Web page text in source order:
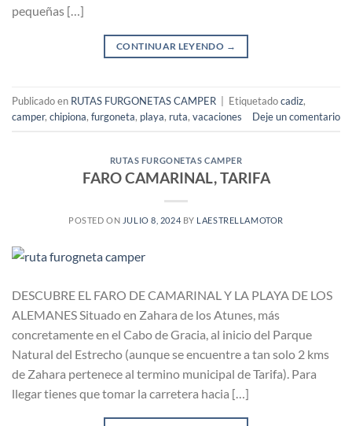
pequeñas […]
CONTINUAR LEYENDO →
Publicado en RUTAS FURGONETAS CAMPER Etiquetadocadiz,
camper, chipiona, furgoneta, playa, ruta, vacaciones Deje un comentario
RUTAS FURGONETAS CAMPER
FARO CAMARINAL, TARIFA
POSTED ON JULIO 8, 2024 BY LAESTRELLAMOTOR
DESCUBRE EL FARO DE CAMARINAL Y LA PLAYA DE LOS
ALEMANES Situado en Zahara de los Atunes, más
concretamente en el Cabo de Gracia, al inicio del Parque
Natural del Estrecho (aunque se encuentre a tan solo 2 kms
de Zahara pertenece al termino municipal de Tarifa). Para
llegar tienes que tomar la carretera hacia […]